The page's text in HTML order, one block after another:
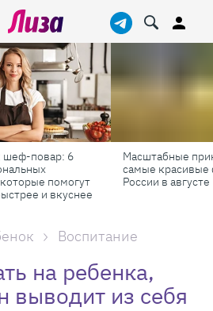
Масштабные приключения:
самые красивые фестивали
России в августе
Воспитание
на ребенка,
выводит из себя